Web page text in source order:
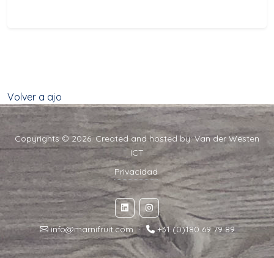
Volver a ajo
Copyrights © 2026. Created and hosted by:Van der Westen
ICT
Privacidad
info@marnifruit.com · +31 (0)180 69 79 89